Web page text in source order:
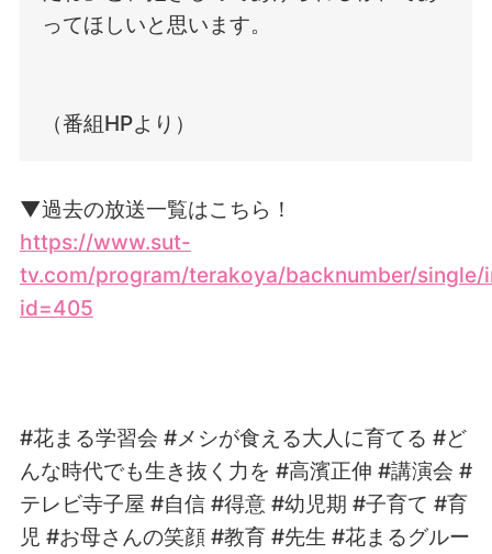
ってほしいと思います。
（番組HPより）
▼過去の放送一覧はこちら！
https://www.sut-
tv.com/program/terakoya/backnumber/single/
id=405
#花まる学習会 #メシが食える大人に育てる #ど
んな時代でも生き抜く力を #高濱正伸 #講演会 #
テレビ寺子屋 #自信#得意 #幼児期 #子育て #育
児 #お母さんの笑顔#教育#先生 #花まるグルー